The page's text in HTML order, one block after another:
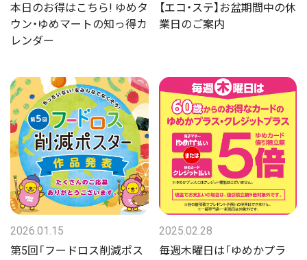
本日のお得はこちら! ゆめタ
ウン・ゆめマートの知っ得カ
レンダー
【エコ・ステ】お盆期間中の休
業日のご案内
2026.01.15
第5回「フードロス削減ポス
2025.02.28
毎週木曜日は「ゆめかプラ